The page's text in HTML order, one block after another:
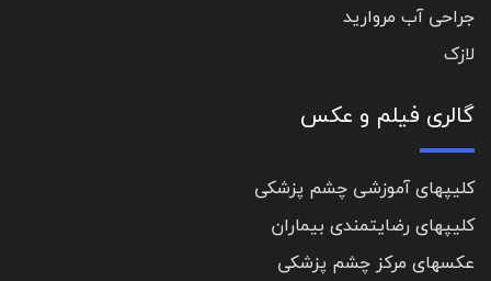
جراحی آب مروارید
لازک
گالری فیلم و عکس
کلیپهای آموزشی چشم پزشکی
کلیپهای رضایتمندی بیماران
عکسهای مرکز چشم پزشکی